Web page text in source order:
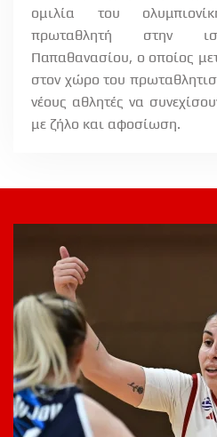
ομιλία του
πρωταθλητή στην
Παπαθανασίου, ο οποίος
στον χώρο του
νέους αθλητές να
με ζήλο και αφοσίωση.